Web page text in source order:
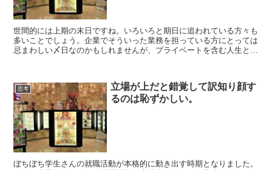
世間的には上期の末日ですね。いろいろと期日に追われている方々も
多いことでしょう。企業でそういった業務を担っている方にとっては
忌まわしい〆日なのかもしれませんが、プライベートを含む人生とい
思考
立場が上だと錯覚して訳知り顔す
るのは恥ずかしい。
ぼちぼち学生さんの就職活動が本格的に動き出す時期となりました。